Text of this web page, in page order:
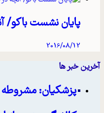
پایان نشست باکو/
2016/08/12
آخرین خبر ها
پزشکیان: مشروطه